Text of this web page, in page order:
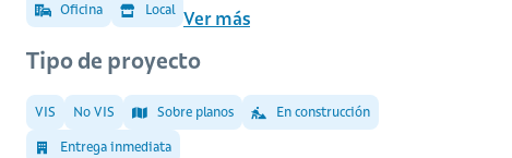
Oficina Local Ver más
Tipo de proyecto
VIS No VIS Sobre planos En construcción
Entrega inmediata